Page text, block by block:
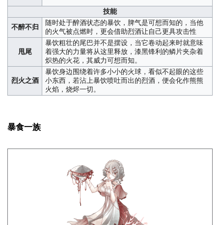
技能
不醉不归
随时处于醉酒状态的暴饮，脾气是可想而知的，当他
的火气被点燃时，更会借助烈酒让自己更具攻击性
甩尾
暴饮粗壮的尾巴并不是摆设，当它卷动起来时就意味
着强大的力量将从这里释放，漆黑锋利的鳞片夹杂着
炽热的火花，其威力可想而知。
烈火之酒
暴饮身边围绕着许多小小的火球，看似不起眼的这些
小东西，若沾上暴饮喷吐而出的烈酒，便会化作熊熊
火焰，烧烬一切。
暴食一族